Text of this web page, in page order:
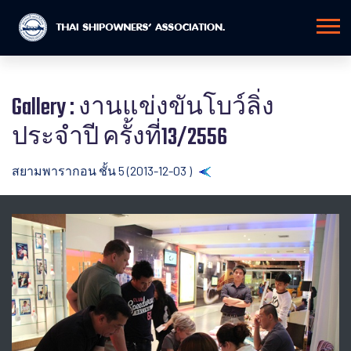
Gallery : งานแข่งขันโบว์ลิ่ง
ประจำปี ครั้งที่13/2556
สยามพารากอน ชั้น 5 (2013-12-03 )